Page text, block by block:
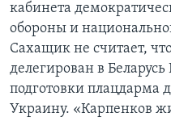
кабинета
обороны и
Сахащик не считает,
делегирован в
подготовки плацдарма
Украину. «Карпенков